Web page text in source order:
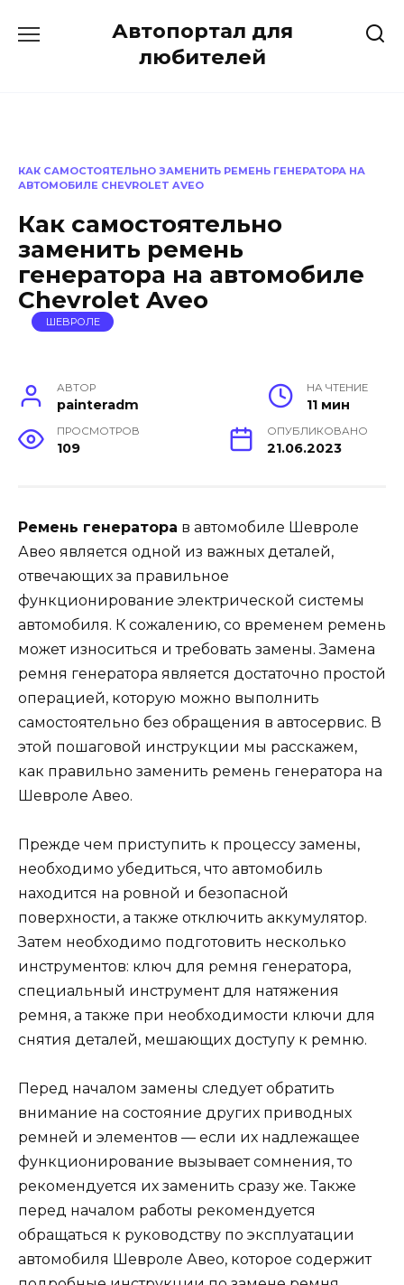
Автопортал для
любителей
КАК САМОСТОЯТЕЛЬНО ЗАМЕНИТЬ РЕМЕНЬ ГЕНЕРАТОРА НА
АВТОМОБИЛЕ CHEVROLET AVEO
Как самостоятельно
заменить ремень
генератора на автомобиле
Chevrolet Aveo
ШЕВРОЛЕ
АВТОР
painteradm
НА ЧТЕНИЕ
11 мин
ПРОСМОТРОВ
109
ОПУБЛИКОВАНО
21.06.2023
Ремень генератора в автомобиле Шевроле
Авео является одной из важных деталей,
отвечающих за правильное
функционирование электрической системы
автомобиля. К сожалению, со временем ремень
может износиться и требовать замены. Замена
ремня генератора является достаточно простой
операцией, которую можно выполнить
самостоятельно без обращения в автосервис. В
этой пошаговой инструкции мы расскажем,
как правильно заменить ремень генератора на
Шевроле Авео.
Прежде чем приступить к процессу замены,
необходимо убедиться, что автомобиль
находится на ровной и безопасной
поверхности, а также отключить аккумулятор.
Затем необходимо подготовить несколько
инструментов: ключ для ремня генератора,
специальный инструмент для натяжения
ремня, а также при необходимости ключи для
снятия деталей, мешающих доступу к ремню.
Перед началом замены следует обратить
внимание на состояние других приводных
ремней и элементов — если их надлежащее
функционирование вызывает сомнения, то
рекомендуется их заменить сразу же. Также
перед началом работы рекомендуется
обращаться к руководству по эксплуатации
автомобиля Шевроле Авео, которое содержит